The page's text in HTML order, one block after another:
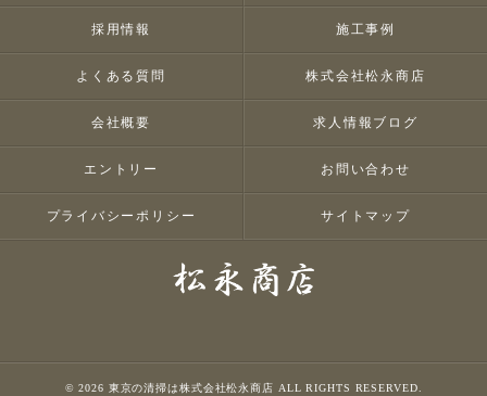
採用情報 施工事例
よくある質問 株式会社松永商店
会社概要 求人情報ブログ
エントリー お問い合わせ
プライバシーポリシー サイトマップ
© 2026 東京の清掃は株式会社松永商店 ALL RIGHTS RESERVED.